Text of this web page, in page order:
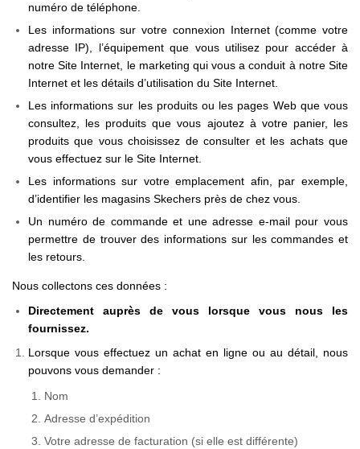
numéro de téléphone.
Les informations sur votre connexion Internet (comme votre
adresse IP), l’équipement que vous utilisez pour accéder à
notre Site Internet, le marketing qui vous a conduit à notre Site
Internet et les détails d’utilisation du Site Internet.
Les informations sur les produits ou les pages Web que vous
consultez, les produits que vous ajoutez à votre panier, les
produits que vous choisissez de consulter et les achats que
vous effectuez sur le Site Internet.
Les informations sur votre emplacement afin, par exemple,
d’identifier les magasins Skechers près de chez vous.
Un numéro de commande et une adresse e-mail pour vous
permettre de trouver des informations sur les commandes et
les retours.
Nous collectons ces données :
Directement auprès de vous lorsque vous nous les
fournissez.
Lorsque vous effectuez un achat en ligne ou au détail, nous
pouvons vous demander :
Nom
Adresse d’expédition
Votre adresse de facturation (si elle est différente)